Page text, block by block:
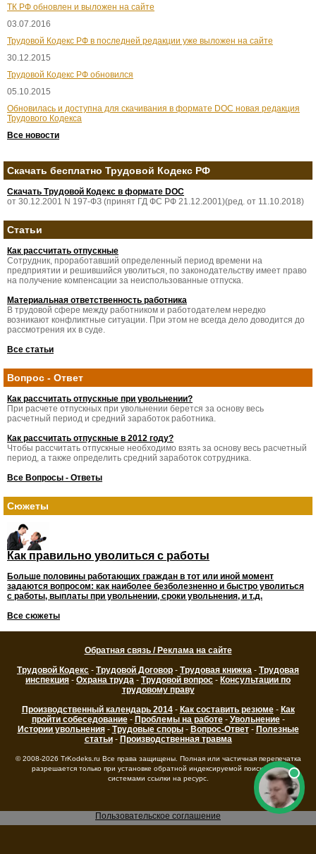
ТК РФ обновлен и выложен на сайте
03.07.2016
Трудовой Кодекс РФ в последней редакции уже выложен на сайте
30.12.2015
Трудовой Кодекс РФ обновился
05.10.2015
Обновилась и доступна для скачивания в формате DOC новая редакция
Трудового Кодекса
Все новости
Скачать бесплатно Трудовой Кодекс РФ
Скачать Трудовой Кодекс в формате DOC
от 30.12.2001 N 197-ФЗ (принят ГД ФС РФ 21.12.2001)(ред. от 11.10.2018)
Статьи
Как рассчитать отпускные
Сотрудник, проработавший определенный период времени на
предприятии и решившийся уволиться, по законодательству имеет право
на получение компенсации за неиспользованные отпуска.
Материальная ответственность работника
В трудовой сфере между работником и работодателем нередко
возникают конфликтные ситуации. При этом не всегда дело доводится до
рассмотрения их в суде.
Все статьи
Вопрос - Ответ
Как рассчитать отпускные при увольнении?
При расчете отпускных при увольнении берется за основу весь
расчетный период и средний заработок работника.
Как рассчитать отпускные в 2012 году?
Чтобы рассчитать отпускные необходимо взять за основу весь расчетный
период, а также определить средний заработок сотрудника.
Все Вопросы - Ответы
Сюжеты
Как правильно уволиться с работы
Больше половины работающих граждан в тот или иной момент
задаются вопросом: как наиболее безболезненно и быстро уволиться
с работы, выплаты при увольнении, сроки увольнения, и т.д.
Все сюжеты
Обратная связь / Реклама на сайте
Трудовой Кодекс - Трудовой Договор - Трудовая книжка - Трудовая
инспекция - Охрана труда - Трудовой вопрос - Консультации по
трудовому праву
Производственный календарь 2014- Как составить резюме- Как
пройти собеседование- Проблемы на работе- Увольнение-
Истории увольнения- Трудовые споры- Вопрос-Ответ- Полезные
статьи- Производственная травма
© 2008-2026 TrKodeks.ru Все права защищены. Полная или частичная перепечатка
разрешается только при установке обратной индексируемой поисковыми
системами ссылки на ресурс.
Пользовательское соглашение